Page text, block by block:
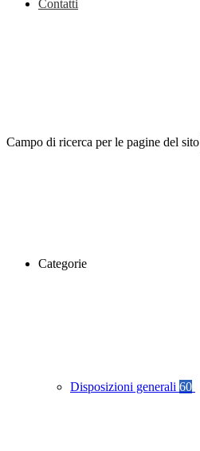
Contatti
Campo di ricerca per le pagine del sito
Categorie
Disposizioni generali 60